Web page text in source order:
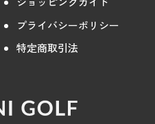
プライバシーポリシー
特定商取引法